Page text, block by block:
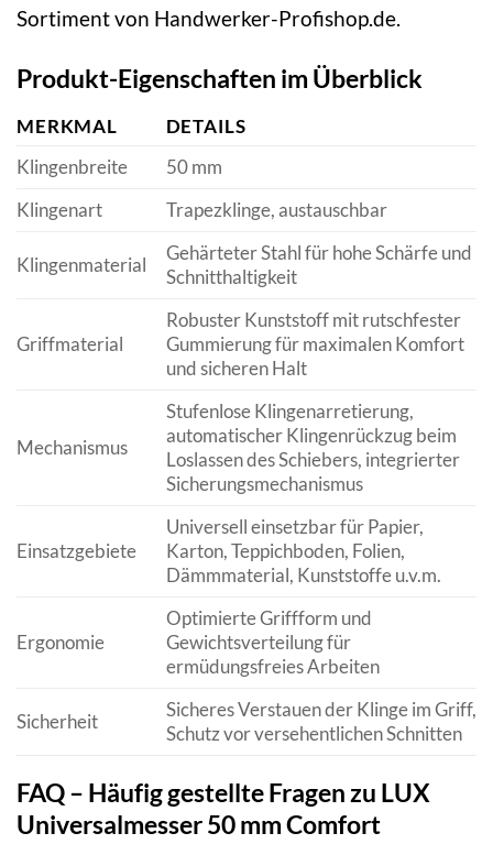
Sortiment von Handwerker-Profishop.de.
Produkt-Eigenschaften im Überblick
MERKMAL
DETAILS
Klingenbreite
50 mm
Klingenart
Trapezklinge, austauschbar
Klingenmaterial
Gehärteter Stahl für hohe Schärfe und
Schnitthaltigkeit
Griffmaterial
Robuster Kunststoff mit rutschfester
Gummierung für maximalen Komfort
und sicheren Halt
Mechanismus
Stufenlose Klingenarretierung,
automatischer Klingenrückzug beim
Loslassen des Schiebers, integrierter
Sicherungsmechanismus
Einsatzgebiete
Universell einsetzbar für Papier,
Karton, Teppichboden, Folien,
Dämmmaterial, Kunststoffe u.v.m.
Ergonomie
Optimierte Griffform und
Gewichtsverteilung für
ermüdungsfreies Arbeiten
Sicherheit
Sicheres Verstauen der Klinge im Griff,
Schutz vor versehentlichen Schnitten
FAQ – Häufig gestellte Fragen zu LUX
Universalmesser 50 mm Comfort